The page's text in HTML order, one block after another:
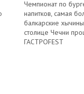
Чемпионат по
напитков, самая
балкарские
столице Чечни
ГАСТРОFEST